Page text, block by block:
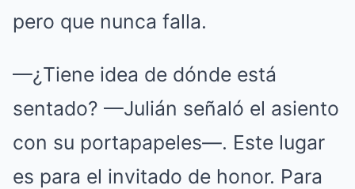
pero que nunca falla.
—¿Tiene idea de dónde está
sentado? —Julián señaló el asiento
con su portapapeles—. Este lugar
es para el invitado de honor. Para